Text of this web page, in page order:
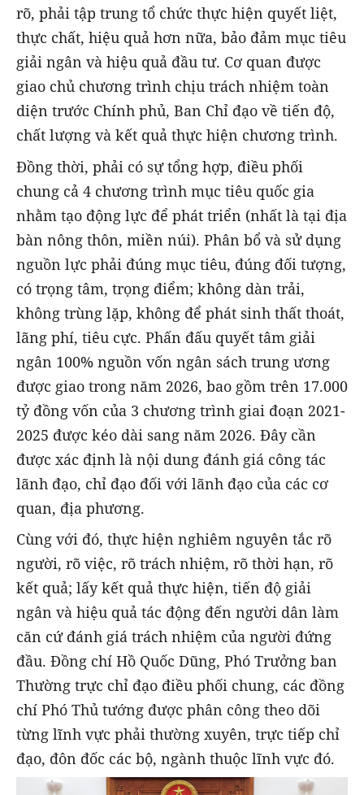
rõ, phải tập trung tổ chức thực hiện quyết liệt,
thực chất, hiệu quả hơn nữa, bảo đảm mục tiêu
giải ngân và hiệu quả đầu tư. Cơ quan được
giao chủ chương trình chịu trách nhiệm toàn
diện trước Chính phủ, Ban Chỉ đạo về tiến độ,
chất lượng và kết quả thực hiện chương trình.
Đồng thời, phải có sự tổng hợp, điều phối
chung cả 4 chương trình mục tiêu quốc gia
nhằm tạo động lực để phát triển (nhất là tại địa
bàn nông thôn, miền núi). Phân bổ và sử dụng
nguồn lực phải đúng mục tiêu, đúng đối tượng,
có trọng tâm, trọng điểm; không dàn trải,
không trùng lặp, không để phát sinh thất thoát,
lãng phí, tiêu cực. Phấn đấu quyết tâm giải
ngân 100% nguồn vốn ngân sách trung ương
được giao trong năm 2026, bao gồm trên 17.000
tỷ đồng vốn của 3 chương trình giai đoạn 2021-
2025 được kéo dài sang năm 2026. Đây cần
được xác định là nội dung đánh giá công tác
lãnh đạo, chỉ đạo đối với lãnh đạo của các cơ
quan, địa phương.
Cùng với đó, thực hiện nghiêm nguyên tắc rõ
người, rõ việc, rõ trách nhiệm, rõ thời hạn, rõ
kết quả; lấy kết quả thực hiện, tiến độ giải
ngân và hiệu quả tác động đến người dân làm
căn cứ đánh giá trách nhiệm của người đứng
đầu. Đồng chí Hồ Quốc Dũng, Phó Trưởng ban
Thường trực chỉ đạo điều phối chung, các đồng
chí Phó Thủ tướng được phân công theo dõi
từng lĩnh vực phải thường xuyên, trực tiếp chỉ
đạo, đôn đốc các bộ, ngành thuộc lĩnh vực đó.